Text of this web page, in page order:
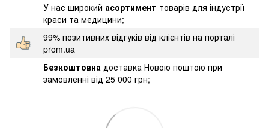
У нас широкий асортимент товарів для індустрії
краси та медицини;
99% позитивних відгуків від клієнтів на порталі
prom.ua
Безкоштовна доставка Новою поштою при
замовленні від 25 000 грн;